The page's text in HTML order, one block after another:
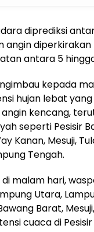
diprediksi
angin
antara 5
kepada
hujan lebat
kencang,
seperti Pesisir
Kanan, Mesuji,
Tengah.
di malam hari,
Utara,
Barat,
cuaca di